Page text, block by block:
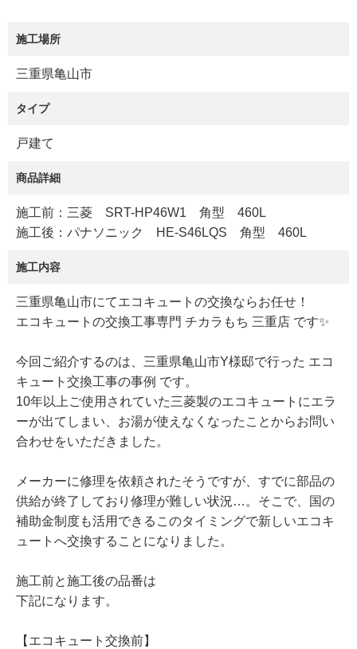
施工場所
三重県亀山市
タイプ
戸建て
商品詳細
施工前：三菱 SRT-HP46W1 角型 460L
施工後：パナソニック HE-S46LQS 角型 460L
施工内容
三重県亀山市にてエコキュートの交換ならお任せ！
エコキュートの交換工事専門 チカラもち 三重店 です✨
今回ご紹介するのは、三重県亀山市Y様邸で行った エコ
キュート交換工事の事例 です。
10年以上ご使用されていた三菱製のエコキュートにエラ
ーが出てしまい、お湯が使えなくなったことからお問い
合わせをいただきました。
メーカーに修理を依頼されたそうですが、すでに部品の
供給が終了しており修理が難しい状況…。そこで、国の
補助金制度も活用できるこのタイミングで新しいエコキ
ュートへ交換することになりました。
施工前と施工後の品番は
下記になります。
【エコキュート交換前】